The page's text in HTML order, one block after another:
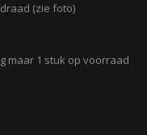
(zie foto)
maar 1 stuk op voorraad